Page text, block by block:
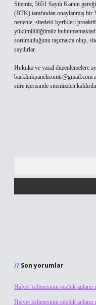
Sitemiz, 5651 Sayılı Kanun
(BTK) tarafından onaylanmış bir
nedenle, sitedeki içerikleri
yükümlülüğümüz
sorumluluğunu taşımakta olup,
sayılırlar.
Hukuka ve yasal düzenlemelere
backlinkpanelicomtr@gmail.com
süre içerisinde sitemizden
Son yorumlar
Halvet kelimesinin sözlük anlamı
Halvet kelimesinin sözlük anlamı